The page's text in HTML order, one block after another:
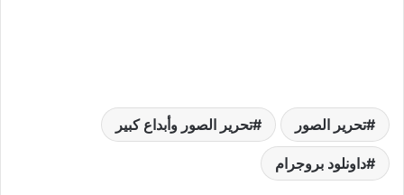
تحرير الصور تحرير الصور وأبداع كبير
داونلود بروجرام